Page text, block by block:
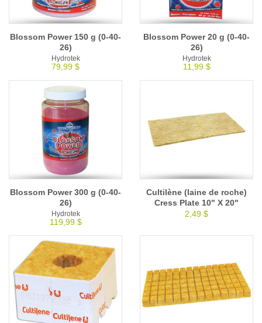
Blossom Power 150 g (0-40-
26)
Hydrotek
79,99 $
Blossom Power 20 g (0-40-
26)
Hydrotek
11,99 $
Blossom Power 300 g (0-40-
26)
Hydrotek
119,99 $
Cultilène (laine de roche)
Cress Plate 10" X 20"
2,49 $